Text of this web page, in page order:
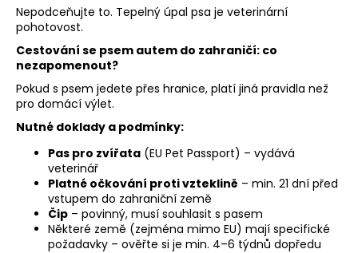
Nepodceňujte to. Tepelný úpal psa je veterinární
pohotovost.
Cestování se psem autem do zahraničí: co
nezapomenout?
Pokud s psem jedete přes hranice, platí jiná pravidla než
pro domácí výlet.
Nutné doklady a podmínky:
Pas pro zvířata (EU Pet Passport) – vydává
veterinář
Platné očkování proti vzteklině – min. 21 dní před
vstupem do zahraniční země
Čip – povinný, musí souhlasit s pasem
Některé země (zejména mimo EU) mají specifické
požadavky – ověřte si je min. 4–6 týdnů dopředu